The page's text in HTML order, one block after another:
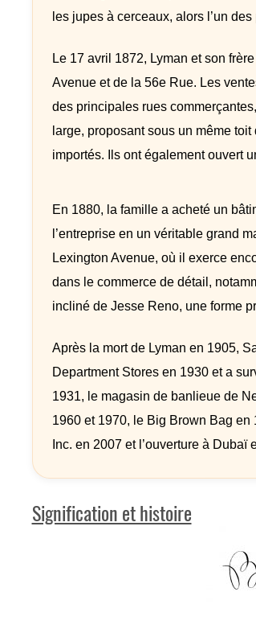
les jupes à cerceaux, alors l’un
Le 17 avril 1872, Lyman et son
Avenue et de la 56e Rue. Les
des principales rues
large, proposant sous un même
importés. Ils ont également ouvert
En 1880, la famille a acheté un
l’entreprise en un véritable grand
Lexington Avenue, où il exerce
dans le commerce de détail,
incliné de Jesse Reno, une forme
Après la mort de Lyman en 1905,
Department Stores en 1930 et a
1931, le magasin de banlieue de
1960 et 1970, le Big Brown Bag en
Inc. en 2007 et l’ouverture à Dubaï
Signification et histoire